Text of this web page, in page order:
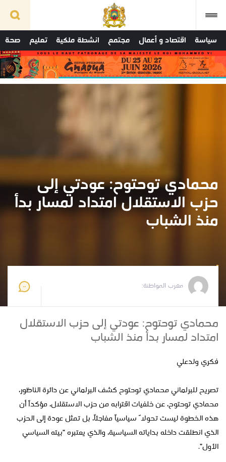
سياسة اقتصاد و أعمال مجتمع انشطة ملكية تعليم صحة
محمادي توحتوح: عودتي إلى
حزب الاستقلال امتداد لمسار بدأ
منذ الشباب
مغرب المواطنة:
محمادي توحتوح: عودتي إلى حزب الاستقلال
امتداد لمسار بدأ منذ الشباب
فكري ولدعلي
تصريح للبرلماني محمادي توحتوح كشف البرلماني عن دائرة الناظور،
محمادي توحتوح، عن خلفيات اقترابه من حزب الاستقلال، مؤكداً أن
هذه الخطوة ليست تحولاً سياسياً مفاجئاً، بل تمثل عودة إلى الحزب
الذي انطلقت داخله بداياته السياسية، والذي يعتبره “بيته السياسي
الأول”.